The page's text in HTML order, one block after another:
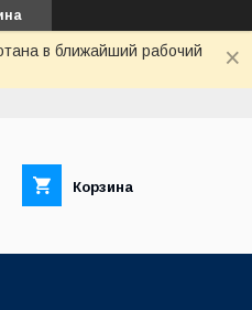
в ближайший рабочий
Корзина